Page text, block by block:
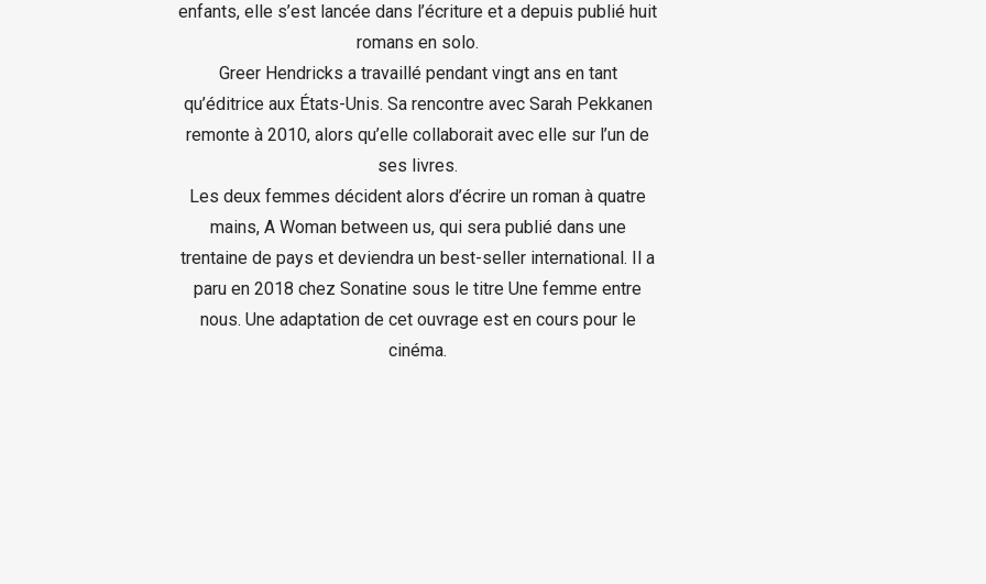
enfants, elle s’est lancée dans l’écriture et a depuis publié huit
romans en solo.
Greer Hendricks a travaillé pendant vingt ans en tant
qu’éditrice aux États-Unis. Sa rencontre avec Sarah Pekkanen
remonte à 2010, alors qu’elle collaborait avec elle sur l’un de
ses livres.
Les deux femmes décident alors d’écrire un roman à quatre
mains, A Woman between us, qui sera publié dans une
trentaine de pays et deviendra un best-seller international. Il a
paru en 2018 chez Sonatine sous le titre Une femme entre
nous. Une adaptation de cet ouvrage est en cours pour le
cinéma.